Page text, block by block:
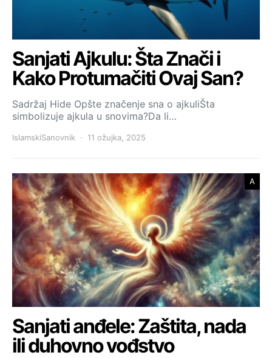
Sanjati Ajkulu: Šta Znači i
Kako Protumačiti Ovaj San?
Sadržaj Hide Opšte značenje sna o ajkuliŠta
simbolizuje ajkula u snovima?Da li…
IslamskiSanovnik 11 ožujka, 2025
A
Sanjati anđele: Zaštita, nada
ili duhovno vođstvo